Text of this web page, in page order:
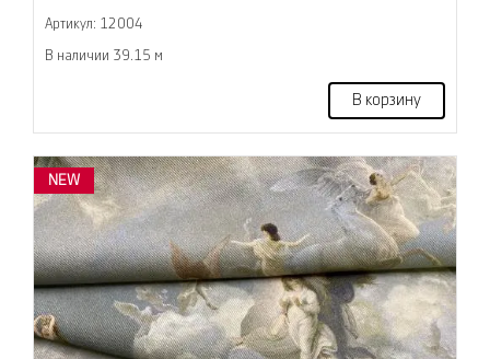
Артикул: 12004
В наличии 39.15 м
В корзину
NEW